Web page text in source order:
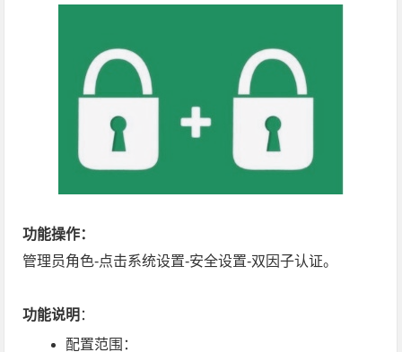
功能操作：
管理员角色-点击系统设置-安全设置-双因子认证。
功能说明 ：
配置范围：